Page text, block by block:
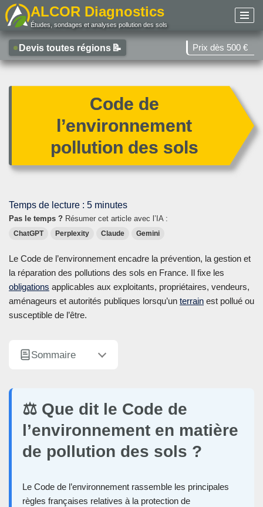
au
contenu
ALCOR Diagnostics
Études, sondages et analyses pollution des sols
Devis toutes régions 📝 Prix dès 500 €
Code de
l’environnement
pollution des sols
Temps de lecture : 5 minutes
Pas le temps ? Résumer cet article avec l’IA :
ChatGPT Perplexity Claude Gemini
Le Code de l’environnement encadre la prévention, la gestion et
la réparation des pollutions des sols en France. Il fixe les
obligations applicables aux exploitants, propriétaires, vendeurs,
aménageurs et autorités publiques lorsqu’un terrain est pollué ou
susceptible de l’être.
Sommaire
⚖️ Que dit le Code de
l’environnement en matière
de pollution des sols ?
Le Code de l’environnement rassemble les principales
règles françaises relatives à la protection de